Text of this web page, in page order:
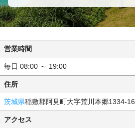
営業時間
毎日 08:00 ～ 19:00
住所
茨城県稲敷郡阿見町大字荒川本郷1334-16
アクセス